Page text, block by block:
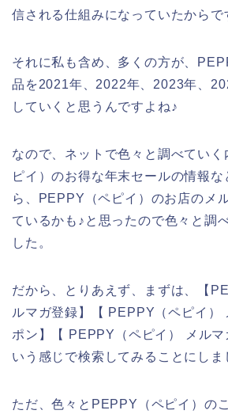
信される仕組みになっていたからで
それに私も含め、多くの方が、
品を2021年、2022年、2023年、
していくと思うんですよね♪
なので、ネットで色々と調べてい
ピイ）のお得な年末セールの情報な
ら、PEPPY（ペピイ）のお店のメ
ているかも♪と思ったので色々と調
した。
だから、とりあえず、まずは、【
ルマガ登録】【 PEPPY（ペピイ）
ポン】【 PEPPY（ペピイ） メルマ
いう感じで検索してみることにしま
ただ、色々とPEPPY（ペピイ）の